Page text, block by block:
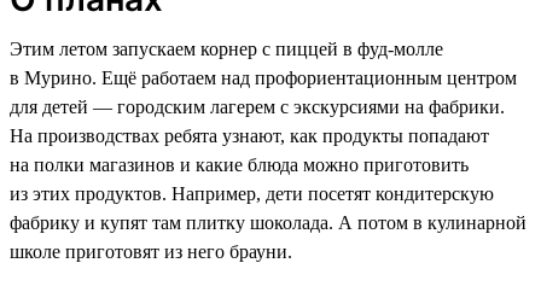
Этим летом запускаем корнер с пиццей в фуд-молле
в Мурино. Ещё работаем над профориентационным центром
для детей — городским лагерем с экскурсиями на фабрики.
На производствах ребята узнают, как продукты попадают
на полки магазинов и какие блюда можно приготовить
из этих продуктов. Например, дети посетят кондитерскую
фабрику и купят там плитку шоколада. А потом в кулинарной
школе приготовят из него брауни.